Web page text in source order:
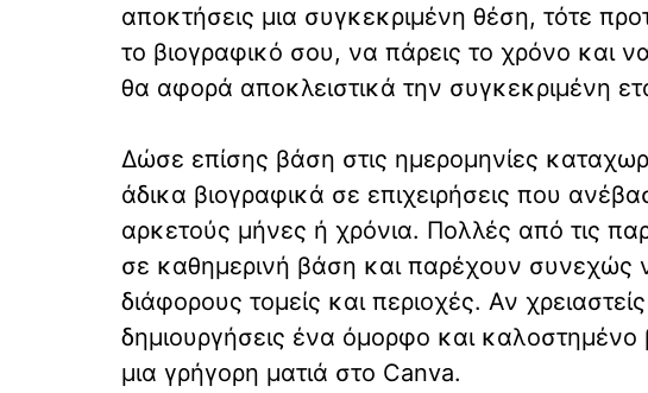
αποκτήσεις μια συγκεκριμένη θέση, τότε
το βιογραφικό σου, να πάρεις το χρόνο και
θα αφορά αποκλειστικά την συγκεκριμένη
Δώσε επίσης βάση στις ημερομηνίες
άδικα βιογραφικά σε επιχειρήσεις που
αρκετούς μήνες ή χρόνια. Πολλές από τις
σε καθημερινή βάση και παρέχουν συνεχώς
διάφορους τομείς και περιοχές. Αν
δημιουργήσεις ένα όμορφο και καλοστημένο
μια γρήγορη ματιά στο Canva.